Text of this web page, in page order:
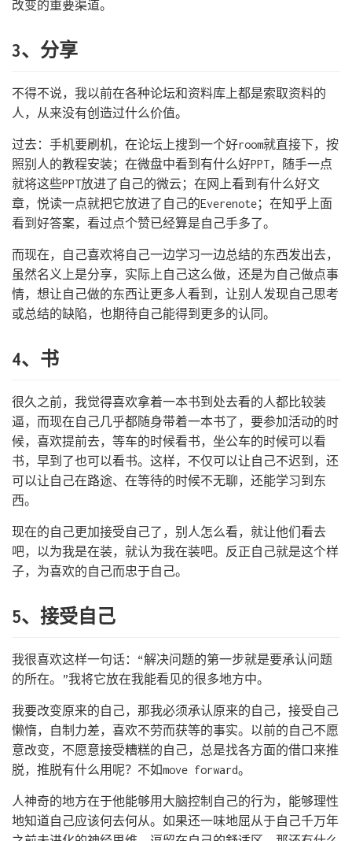
改变的重要渠道。
3、分享
不得不说，我以前在各种论坛和资料库上都是索取资料的
人，从来没有创造过什么价值。
过去：手机要刷机，在论坛上搜到一个好room就直接下，按
照别人的教程安装；在微盘中看到有什么好PPT，随手一点
就将这些PPT放进了自己的微云；在网上看到有什么好文
章，悦读一点就把它放进了自己的Everenote；在知乎上面
看到好答案，看过点个赞已经算是自己手多了。
而现在，自己喜欢将自己一边学习一边总结的东西发出去，
虽然名义上是分享，实际上自己这么做，还是为自己做点事
情，想让自己做的东西让更多人看到，让别人发现自己思考
或总结的缺陷，也期待自己能得到更多的认同。
4、书
很久之前，我觉得喜欢拿着一本书到处去看的人都比较装
逼，而现在自己几乎都随身带着一本书了，要参加活动的时
候，喜欢提前去，等车的时候看书，坐公车的时候可以看
书，早到了也可以看书。这样，不仅可以让自己不迟到，还
可以让自己在路途、在等待的时候不无聊，还能学习到东
西。
现在的自己更加接受自己了，别人怎么看，就让他们看去
吧，以为我是在装，就认为我在装吧。反正自己就是这个样
子，为喜欢的自己而忠于自己。
5、接受自己
我很喜欢这样一句话：“解决问题的第一步就是要承认问题
的所在。”我将它放在我能看见的很多地方中。
我要改变原来的自己，那我必须承认原来的自己，接受自己
懒惰，自制力差，喜欢不劳而获等的事实。以前的自己不愿
意改变，不愿意接受糟糕的自己，总是找各方面的借口来推
脱，推脱有什么用呢？不如move forward。
人神奇的地方在于他能够用大脑控制自己的行为，能够理性
地知道自己应该何去何从。如果还一味地屈从于自己千万年